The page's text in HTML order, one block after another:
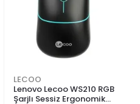
LECOO
Lenovo Lecoo WS210 RGB
Şarjlı Sessiz Ergonomik